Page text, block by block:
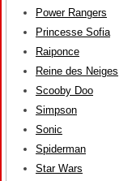
Power Rangers
Princesse Sofia
Raiponce
Reine des Neiges
Scooby Doo
Simpson
Sonic
Spiderman
Star Wars